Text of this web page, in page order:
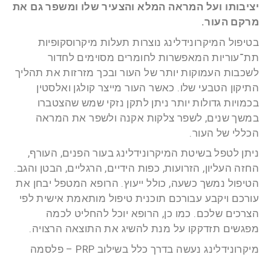
יציבותו ועל המראה המלא והצעיר שלו ומשפר גם את
מרקם העור.
בטיפול המיקרונידלינג נוצרות תעלות מיקרוסקופיות
תת־עוריות המאפשרות לחומרים מסוימים לחדור
לשכבות העמוקות יותר של העור ובכך מזרזות את תהליך
התיקון הטבעי שלו. כאשר העור מייצר קולגן ואלסטין
בכמויות גדולות יותר ניתן לתקן נזקי שמש שהצטברו
במשך שנים, לשפר צלקות אקנה ולשפר את המראה
הכללי של העור.
ניתן לטפל בשיטת המיקרונידלינג בעור הפנים, העורף,
החזה העליון, הזרועות, כפות הידיים, הרגליים, הבטן והגב.
הטיפול נמשך כשעה, כולל ייעוץ. הרופא המטפל יבחן את
עורכם ויקבע עבורכם תוכנית טיפול מותאמת אישית לפי
הצרכים שלכם. כמו כן, הרופא יוכל להחליט לכמה
מפגשים תזדקקו על מנת להשיג את התוצאה הרצויה.
מיקרונידלינג נעשה בדרך כלל בשילוב PRP – פלסמה